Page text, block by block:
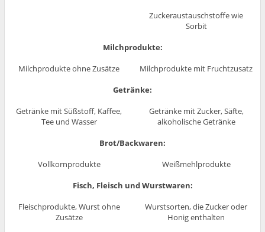
Zuckeraustauschstoffe wie
Sorbit
Milchprodukte:
Milchprodukte ohne Zusätze
Milchprodukte mit Fruchtzusatz
Getränke:
Getränke mit Süßstoff, Kaffee,
Tee und Wasser
Getränke mit Zucker, Säfte,
alkoholische Getränke
Brot/Backwaren:
Vollkornprodukte
Weißmehlprodukte
Fisch, Fleisch und Wurstwaren:
Fleischprodukte, Wurst ohne
Zusätze
Wurstsorten, die Zucker oder
Honig enthalten